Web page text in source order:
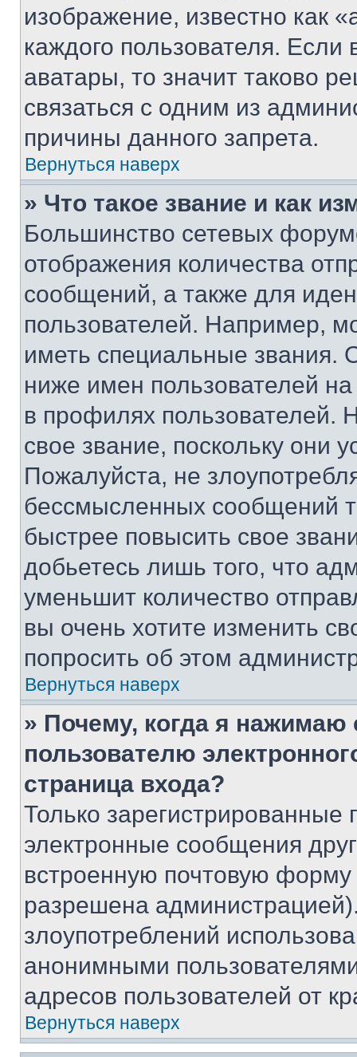
изображение, известно как
каждого пользователя.
аватары, то значит таково
связаться с одним из
причины данного запрета.
Вернуться наверх
» Что такое звание и как
Большинство сетевых
отображения количества
сообщений, а также для
пользователей. Например,
иметь специальные звания.
ниже имен пользователей
в профилях
свое звание, поскольку они
Пожалуйста, не
бессмысленных сообщений
быстрее повысить свое
добьетесь лишь того, что
уменьшит количество
вы очень хотите изменить
попросить об этом
Вернуться наверх
» Почему, когда я нажимаю
пользователю
страница входа?
Только зарегистрированные
электронные сообщения
встроенную почтовую
разрешена
злоупотреблений
анонимными
адресов пользователей от
Вернуться наверх